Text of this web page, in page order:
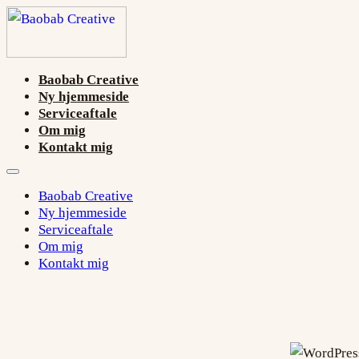
Baobab Creative
Ny hjemmeside
Serviceaftale
Om mig
Kontakt mig
Baobab Creative
Ny hjemmeside
Serviceaftale
Om mig
Kontakt mig